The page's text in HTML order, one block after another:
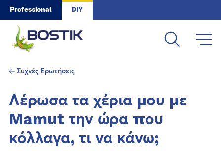
Skip to main content
Professional DIY
Συχνές Ερωτήσεις
Λέρωσα τα χέρια μου με
Mamut την ώρα που
κόλλαγα, τι να κάνω;